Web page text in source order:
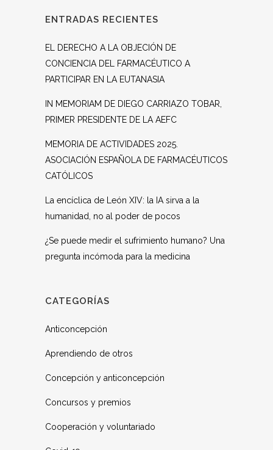
ENTRADAS RECIENTES
EL DERECHO A LA OBJECIÓN DE
CONCIENCIA DEL FARMACÉUTICO A
PARTICIPAR EN LA EUTANASIA
IN MEMORIAM DE DIEGO CARRIAZO TOBAR,
PRIMER PRESIDENTE DE LA AEFC
MEMORIA DE ACTIVIDADES 2025.
ASOCIACIÓN ESPAÑOLA DE FARMACÉUTICOS
CATÓLICOS
La encíclica de León XIV: la IA sirva a la
humanidad, no al poder de pocos
¿Se puede medir el sufrimiento humano? Una
pregunta incómoda para la medicina
CATEGORÍAS
Anticoncepción
Aprendiendo de otros
Concepción y anticoncepción
Concursos y premios
Cooperación y voluntariado